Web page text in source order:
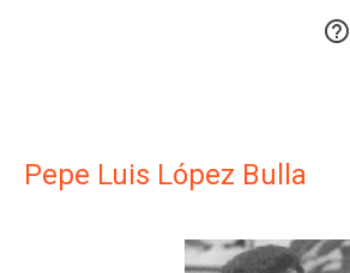

Pepe Luis López Bulla